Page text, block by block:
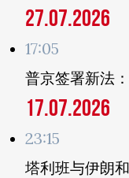
27.07.2026
17:05
普京签署新法
17.07.2026
23:15
塔利班与伊朗